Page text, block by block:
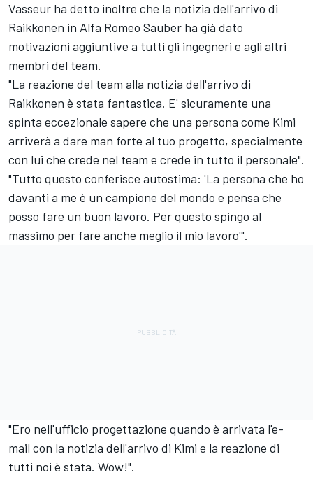
Vasseur ha detto inoltre che la notizia dell'arrivo di
Raikkonen in Alfa Romeo Sauber ha già dato
motivazioni aggiuntive a tutti gli ingegneri e agli altri
membri del team.
"La reazione del team alla notizia dell'arrivo di
Raikkonen è stata fantastica. E' sicuramente una
spinta eccezionale sapere che una persona come Kimi
arriverà a dare man forte al tuo progetto, specialmente
con lui che crede nel team e crede in tutto il personale".
"Tutto questo conferisce autostima: 'La persona che ho
davanti a me è un campione del mondo e pensa che
posso fare un buon lavoro. Per questo spingo al
massimo per fare anche meglio il mio lavoro'".
"Ero nell'ufficio progettazione quando è arrivata l'e-
mail con la notizia dell'arrivo di Kimi e la reazione di
tutti noi è stata. Wow!".